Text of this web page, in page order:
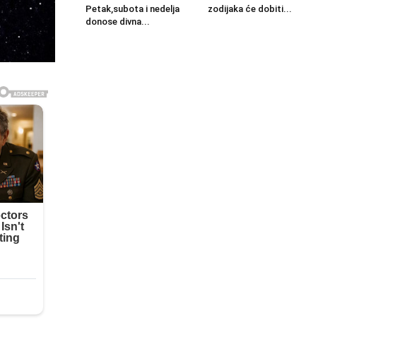
Petak,subota i nedelja
donose divna...
zodijaka će dobiti...